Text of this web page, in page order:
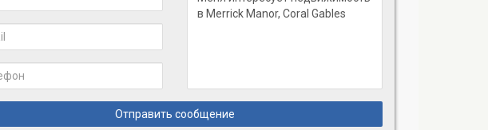
Отправить сообщение